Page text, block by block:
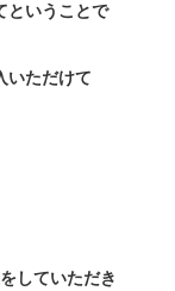
ということで
いただけて
していただき